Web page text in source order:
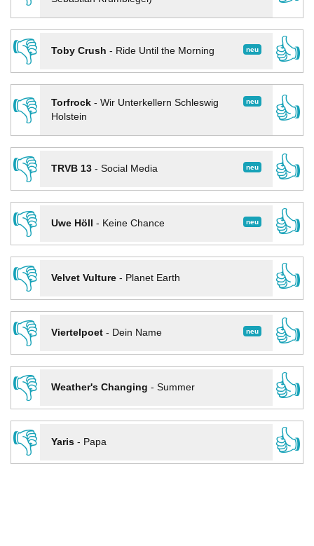
👎
neu
Toby Crush - Ride Until the Morning
👍
👎
neu
Torfrock- Wir Unterkellern Schleswig
Holstein
👍
👎
neu
TRVB 13- Social Media
👍
👎
neu
Uwe Höll - Keine Chance
👍
👎
Velvet Vulture- Planet Earth
👍
👎
neu
Viertelpoet- Dein Name
👍
👎
Weather's Changing - Summer
👍
👎
Yaris- Papa 👍